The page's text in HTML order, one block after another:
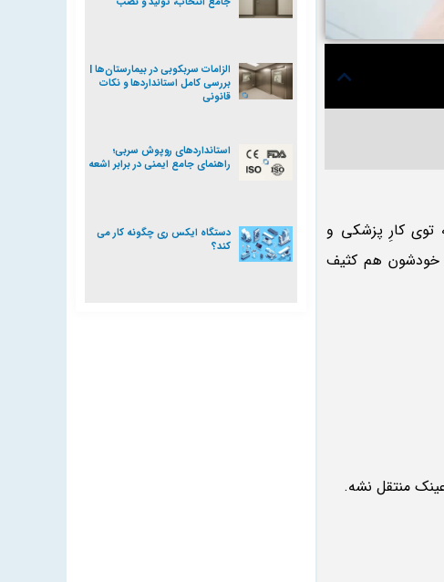
توی کارِ پزشکی و
هم کثیف
منتقل نشه.
الزامات سربکوبی در بیمارستان‌ها |
بررسی کامل استانداردها و نکات
قانونی
استانداردهای روپوش سربی؛
راهنمای جامع ایمنی در برابر اشعه
دستگاه ایکس ری چگونه کار می
کند؟